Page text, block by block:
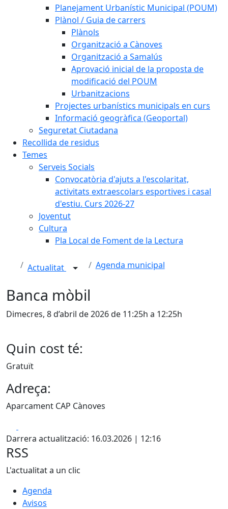
Planejament Urbanístic Municipal (POUM)
Plànol / Guia de carrers
Plànols
Organització a Cànoves
Organització a Samalús
Aprovació inicial de la proposta de
modificació del POUM
Urbanitzacions
Projectes urbanístics municipals en curs
Informació geogràfica (Geoportal)
Seguretat Ciutadana
Recollida de residus
Temes
Serveis Socials
Convocatòria d'ajuts a l'escolaritat,
activitats extraescolars esportives i casal
d'estiu. Curs 2026-27
Joventut
Cultura
Pla Local de Foment de la Lectura
Actualitat Agenda municipal
Banca mòbil
Dimecres, 8 d’abril de 2026 de 11:25h a 12:25h
Quin cost té:
Gratuït
Adreça:
Aparcament CAP Cànoves
Darrera actualització: 16.03.2026 | 12:16
RSS
L'actualitat a un clic
Agenda
Avisos